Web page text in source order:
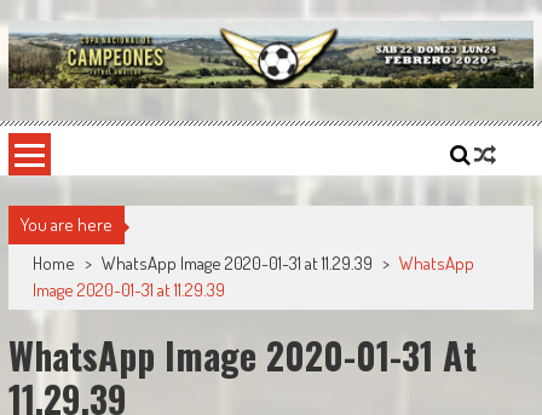
to
content
Copa Nacional de Campeones
You are here
Home > WhatsApp Image 2020-01-31 at 11.29.39 > WhatsApp
Image 2020-01-31 at 11.29.39
WhatsApp Image 2020-01-31 At
11.29.39